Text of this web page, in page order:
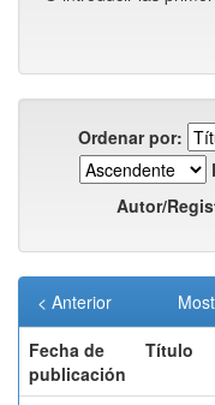
Ordenar por:
Autor/
< Anterior
Fecha de
publicación
Título